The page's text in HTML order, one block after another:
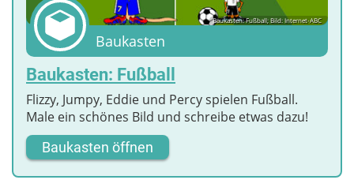
Baukasten: Fußball; Bild: Internet-ABC
Baukasten
Baukasten: Fußball
Flizzy, Jumpy, Eddie und Percy spielen Fußball.
Male ein schönes Bild und schreibe etwas dazu!
Baukasten öffnen